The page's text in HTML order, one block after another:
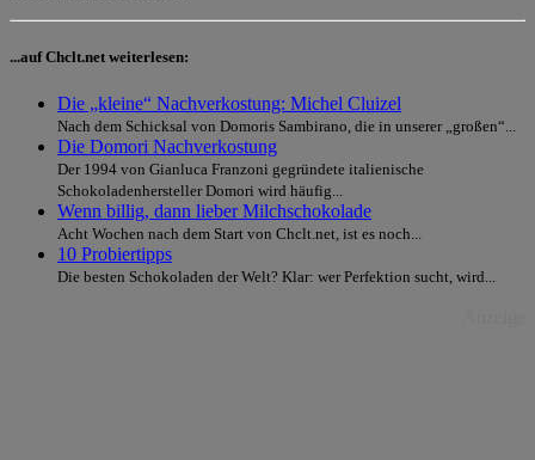
...auf Chclt.net weiterlesen:
Die „kleine“ Nachverkostung: Michel Cluizel
Nach dem Schicksal von Domoris Sambirano, die in unserer „großen“...
Die Domori Nachverkostung
Der 1994 von Gianluca Franzoni gegründete italienische
Schokoladenhersteller Domori wird häufig...
Wenn billig, dann lieber Milchschokolade
Acht Wochen nach dem Start von Chclt.net, ist es noch...
10 Probiertipps
Die besten Schokoladen der Welt? Klar: wer Perfektion sucht, wird...